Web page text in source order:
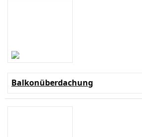
Balkonüberdachung